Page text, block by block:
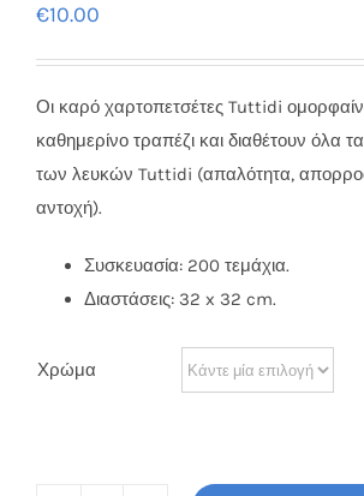
€10.00
Οι καρό χαρτοπετσέτες Tuttidi
καθημερίνο τραπέζι και διαθέτουν όλα
των λευκών Tuttidi (απαλότητα,
αντοχή).
Συσκευασία: 200 τεμάχια.
Διαστάσεις: 32 x 32 cm.
Χρώμα